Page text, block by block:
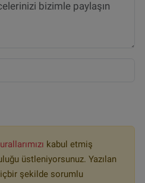
kabul etmiş
üstleniyorsunuz. Yazılan
şekilde sorumlu